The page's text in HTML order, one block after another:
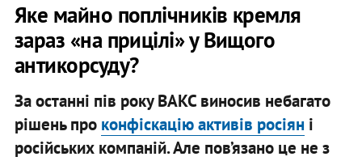
Яке майно поплічників кремля
зараз «на прицілі» у Вищого
антикорсуду?
За останні пів року ВАКС виносив небагато
рішень про конфіскацію активів росіян і
російських компаній. Але пов’язано це не з